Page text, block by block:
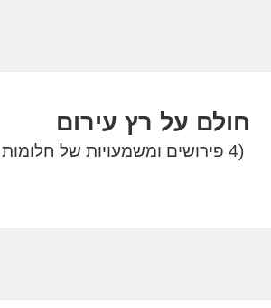
חולם על רץ עירום
(4 פירושים ומשמעויות של חלומות על רץ עירום)